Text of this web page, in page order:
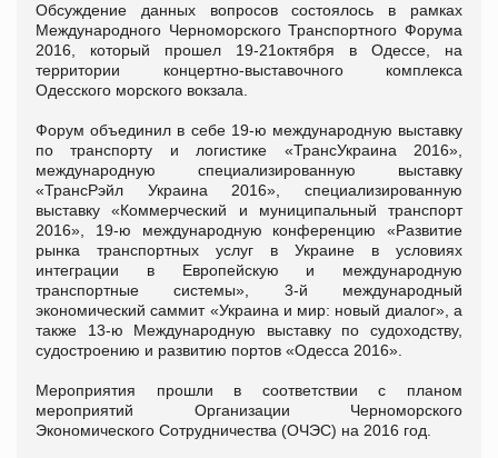
Обсуждение данных вопросов состоялось в рамках
Международного Черноморского Транспортного Форума
2016, который прошел 19-21oктября в Одессе, на
территории концертно-выставочного комплекса
Одесского морского вокзала.
Форум объединил в себе 19-ю международную выставку
по транспорту и логистике «ТрансУкраина 2016»,
международную специализированную выставку
«ТрансРэйл Украина 2016», специализированную
выставку «Коммерческий и муниципальный транспорт
2016», 19-ю международную конференцию «Развитие
рынка транспортных услуг в Украине в условиях
интеграции в Европейскую и международную
транспортные системы», 3-й международный
экономический саммит «Украина и мир: новый диалог», а
также 13-ю Международную выставку по судоходству,
судостроению и развитию портов «Одесса 2016».
Мероприятия прошли в соответствии с планом
мероприятий Организации Черноморского
Экономического Сотрудничества (ОЧЭС) на 2016 год.